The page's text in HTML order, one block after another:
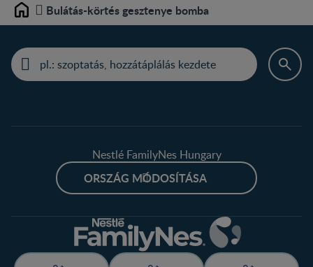
Home Bulátás-körtés gesztenye bomba
Nestlé FamilyNes Hungary
ORSZÁG MÓDOSÍTÁSA